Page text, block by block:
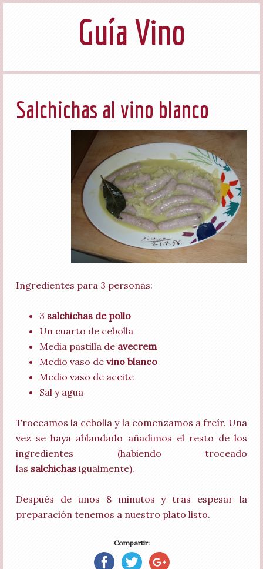
Guía Vino
Salchichas al vino blanco
Ingredientes para 3 personas:
3 salchichas de pollo
Un cuarto de cebolla
Media pastilla de avecrem
Medio vaso de vino blanco
Medio vaso de aceite
Sal y agua
Troceamos la cebolla y la comenzamos a freír. Una
vez se haya ablandado añadimos el resto de los
ingredientes (habiendo troceado
las salchichasigualmente).
Después de unos 8 minutos y tras espesar la
preparación tenemos a nuestro plato listo.
Compartir: